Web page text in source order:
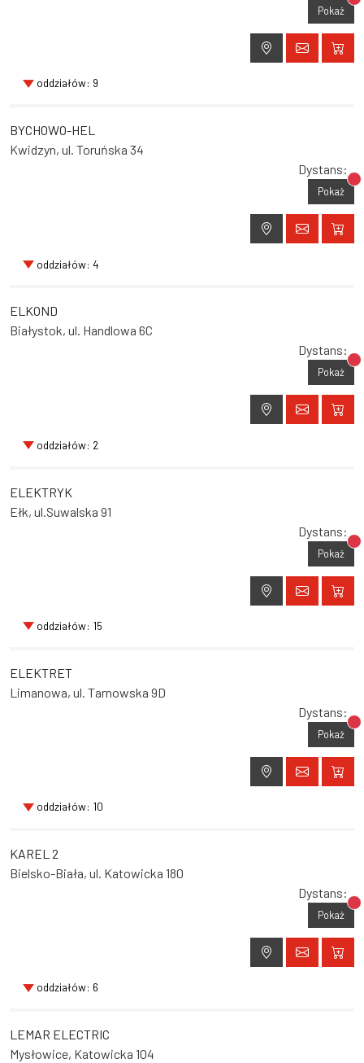
Pokaż
oddziałów: 9
BYCHOWO-HEL
Kwidzyn, ul. Toruńska 34
Dystans:
Pokaż
oddziałów: 4
ELKOND
Białystok, ul. Handlowa 6C
Dystans:
Pokaż
oddziałów: 2
ELEKTRYK
Ełk, ul.Suwalska 91
Dystans:
Pokaż
oddziałów: 15
ELEKTRET
Limanowa, ul. Tarnowska 9D
Dystans:
Pokaż
oddziałów: 10
KAREL 2
Bielsko-Biała, ul. Katowicka 180
Dystans:
Pokaż
oddziałów: 6
LEMAR ELECTRIC
Mysłowice, Katowicka 104